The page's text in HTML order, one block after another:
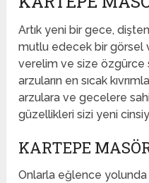
Artık yeni bir gece,
mutlu edecek bir görsel
verelim ve size özgürce
arzuların en sıcak
arzulara ve gecelere
güzellikleri sizi yeni
KARTEPE
Onlarla eğlence